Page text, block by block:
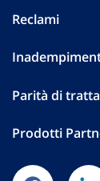
Reclami
Parità di
Prodotti